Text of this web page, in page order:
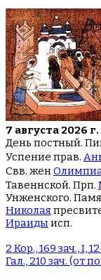
7 августа 2026
День постный.
Успение прав.
Свв. жен
Тавеннской. Прп.
Унженского.
Николая
Ираидыисп.
2 Кор., 169 зач., I,
Гал., 210 зач. (от